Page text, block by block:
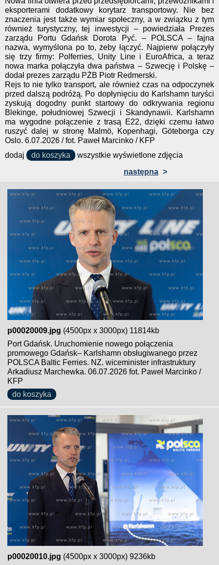
eksporterami dodatkowy korytarz transportowy. Nie bez
znaczenia jest także wymiar społeczny, a w związku z tym
również turystyczny, tej inwestycji – powiedziała Prezes
zarządu Portu Gdańsk Dorota Pyć. – POLSCA – fajna
nazwa, wymyślona po to, żeby łączyć. Najpierw połączyły
się trzy firmy: Polferries, Unity Line i EuroAfrica, a teraz
nowa marka połączyła dwa państwa – Szwecję i Polskę –
dodał prezes zarządu PŻB Piotr Redmerski.
Rejs to nie tylko transport, ale również czas na odpoczynek
przed dalszą podróżą. Po dopłynięciu do Karlshamn turyści
zyskują dogodny punkt startowy do odkrywania regionu
Blekinge, południowej Szwecji i Skandynawii. Karlshamn
ma wygodne połączenie z trasą E22, dzięki czemu łatwo
ruszyć dalej w stronę Malmö, Kopenhagi, Göteborga czy
Oslo. 6.07.2026 / fot. Paweł Marcinko / KFP
dodaj
do koszyka
wszystkie wyświetlone zdjęcia
następna >
p00020009.jpg (4500px x 3000px) 11814kb
Port Gdańsk. Uruchomienie nowego połączenia
promowego Gdańsk– Karlshamn obsługiwanego przez
POLSCA Baltic Ferries. NZ. wiceminister infrastruktury
Arkadiusz Marchewka. 06.07.2026 fot. Paweł Marcinko /
KFP
do koszyka
p00020010.jpg (4500px x 3000px) 9236kb